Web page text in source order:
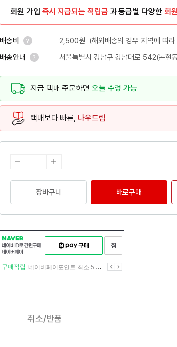
회원 가입 즉시 지급되는 적립금 과 등급별 다양한 회
배송비 2,500원 (해외배송의 경우 지역에 따라
배송안내
서울특별시 강남구 강남대로 542(논현
지금 택배 주문하면 오늘 수령 가능
택배보다 빠른, 나우드림
장바구니 바로구매
NAVER
네이버
ID로
간편구매
네이버페이
구매하기
이전
구매적립 네이버페이포인트 최소 5.5% 적립 다음
취소/반품